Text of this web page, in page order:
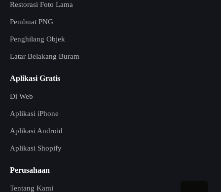
Restorasi Foto Lama
Pembuat PNG
Penghilang Objek
Latar Belakang Buram
Aplikasi Gratis
Di Web
Aplikasi iPhone
Aplikasi Android
Aplikasi Shopify
Perusahaan
Tentang Kami